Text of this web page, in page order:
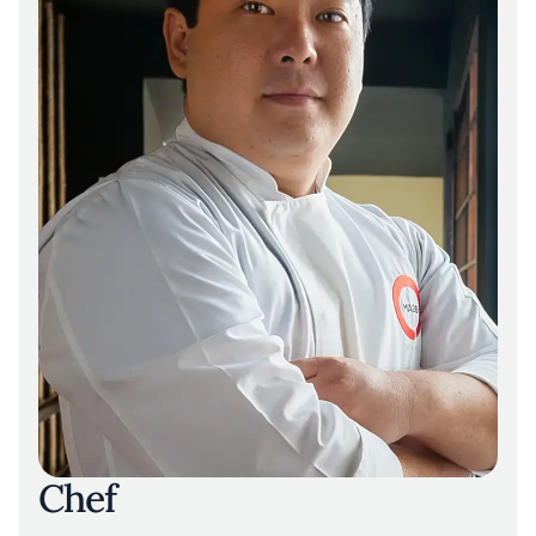
control de calidad aplicado en la selección de
insumos. El arroz, siempre en su punto,
aporta estructura y sutileza, funcionando
como soporte neutro para matices marinos
complejos.
La destreza técnica se hace especialmente
tangible en platos como el niguiri de anguila
ahumada. El contraste entre la suavidad del
pescado y el leve crocante del arroz
templado crea un momento fugaz de
armonía, reforzado por un ahumado sutil que
amplifica el carácter local del producto. Otro
ejemplo emblemático es el tiradito nikkei: las
láminas de pescado descansan en salsas de
acidez precisa y notas umami, aportando
capas de sabor que evolucionan en boca sin
saturar el paladar.
El recorrido sensorial se prolonga en las
Chef